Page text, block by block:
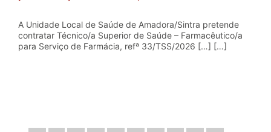
A Unidade Local de Saúde de Amadora/Sintra pretende
contratar Técnico/a Superior de Saúde – Farmacêutico/a
para Serviço de Farmácia, refª 33/TSS/2026 […] […]